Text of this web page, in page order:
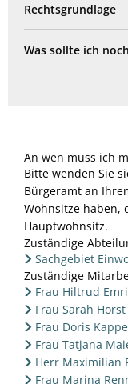
Rechtsgrundlage
Was sollte ich
An wen muss ich
Bitte wenden Sie
Bürgeramt an
Wohnsitze haben,
Hauptwohnsitz.
Zuständige
Sachgebiet
Zuständige
Frau Hiltrud
Frau Sarah Horst
Frau Doris
Frau Tatjana
Herr Maximilian
Frau Marina